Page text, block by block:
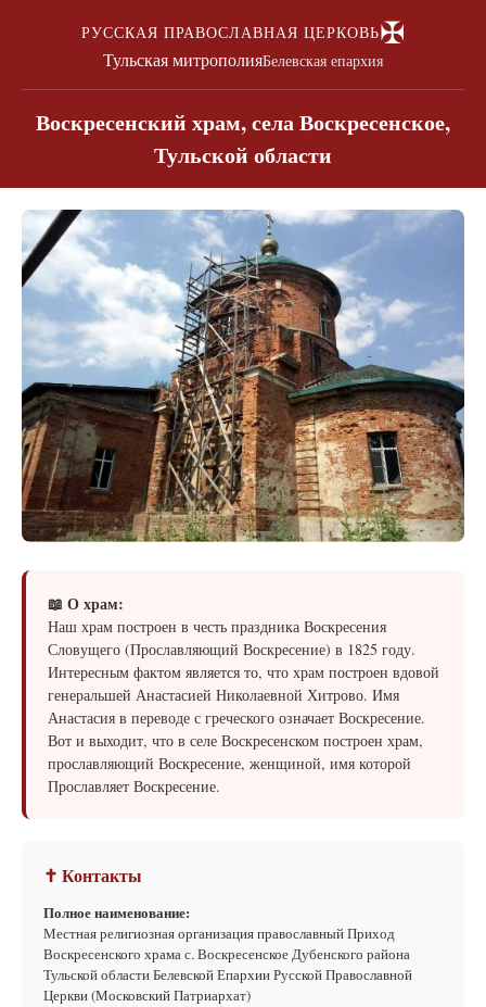
РУССКАЯ ПРАВОСЛАВНАЯ ЦЕРКОВЬ✠
Тульская митрополияБелевская епархия
Воскресенский храм, села Воскресенское,
Тульской области
📖 О храм:
Наш храм построен в честь праздника Воскресения
Словущего (Прославляющий Воскресение) в 1825 году.
Интересным фактом является то, что храм построен вдовой
генеральшей Анастасией Николаевной Хитрово. Имя
Анастасия в переводе с греческого означает Воскресение.
Вот и выходит, что в селе Воскресенском построен храм,
прославляющий Воскресение, женщиной, имя которой
Прославляет Воскресение.
✝ Контакты
Полное наименование:
Местная религиозная организация православный Приход
Воскресенского храма с. Воскресенское Дубенского района
Тульской области Белевской Епархии Русской Православной
Церкви (Московский Патриархат)